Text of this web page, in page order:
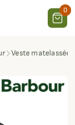
0
Veste matelassée